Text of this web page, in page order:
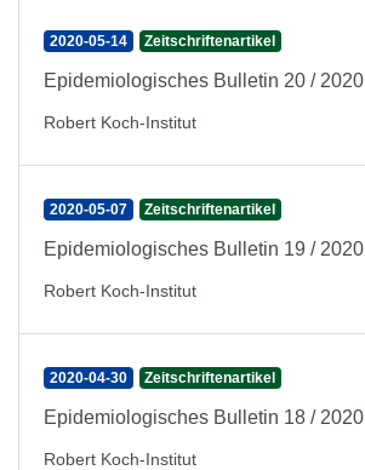
2020-05-14 Zeitschriftenartikel
Epidemiologisches Bulletin 20 / 2020
Robert Koch-Institut
2020-05-07 Zeitschriftenartikel
Epidemiologisches Bulletin 19 / 2020
Robert Koch-Institut
2020-04-30 Zeitschriftenartikel
Epidemiologisches Bulletin 18 / 2020
Robert Koch-Institut